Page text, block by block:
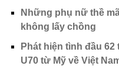
Những phụ nữ thề
không lấy chồng
Phát hiện tình đầu
U70 từ Mỹ về Việt